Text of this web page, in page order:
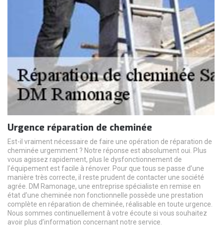
Urgence réparation de cheminée
Est-il vraiment nécessaire de faire une opération de réparation de
cheminée urgemment ? Notre réponse est absolument oui. Plus
vous agissez rapidement, plus le dysfonctionnement de
l’équipement est facile à rénover. Pour que tous se passe d’une
manière très correcte, il reste prudent de contacter une société
agrée. DM Ramonage, une entreprise spécialiste en remise en
état d’une cheminée non fonctionnelle possède une prestation
complète en réparation de cheminée, réalisable en toute urgence.
Nous sommes continuellement à votre écoute si vous souhaitez
avoir plus d’information concernant notre service.